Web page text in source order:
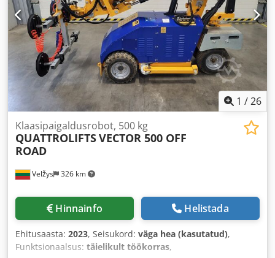
1 /26
Velžys 326 km
Klaasipaigaldusrobot, 500 kg
QUATTROLIFTSVECTOR 500 OFF
ROAD
Hinnainfo Helistada
Ehitusaasta: 2023, Seisukord: väga hea (kasutatud),
Funktsionaalsus: täielikult töökorras,